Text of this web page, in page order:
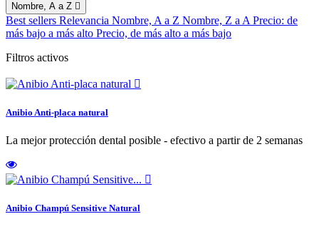
Nombre, A a Z 
Best sellers Relevancia Nombre, A a Z Nombre, Z a A Precio: de
más bajo a más alto Precio, de más alto a más bajo
Filtros activos

Anibio Anti-placa natural
La mejor protección dental posible - efectivo a partir de 2 semanas

Anibio Champú Sensitive Natural